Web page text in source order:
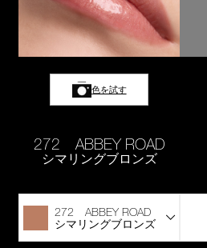
色を試す
272 ABBEY ROAD
シマリングブロンズ
272 ABBEY ROAD
シマリングブロンズ